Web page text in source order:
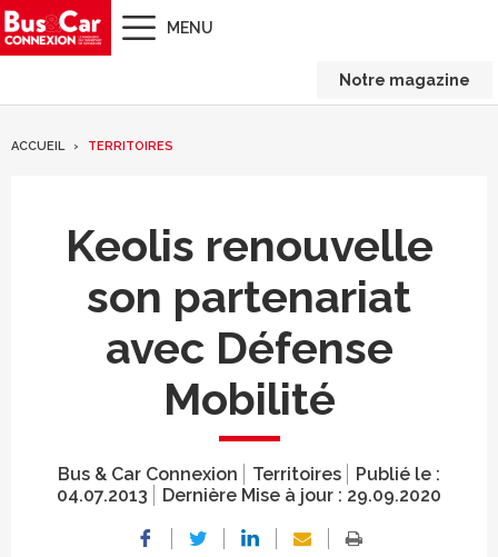
MENU
Notre magazine
ACCUEIL TERRITOIRES
Keolis renouvelle
son partenariat
avec Défense
Mobilité
Bus & Car Connexion Territoires
Publié le :
04.07.2013
Dernière Mise à jour : 29.09.2020